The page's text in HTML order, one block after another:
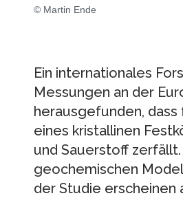
© Martin Ende
Ein internationales
Messungen an der
herausgefunden,
eines kristallinen
und Sauerstoff
geochemischen
der Studie erscheinen